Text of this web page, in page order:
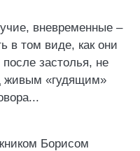
вневременные –
в том виде, как они
застолья, не
живым «гудящим»
Борисом